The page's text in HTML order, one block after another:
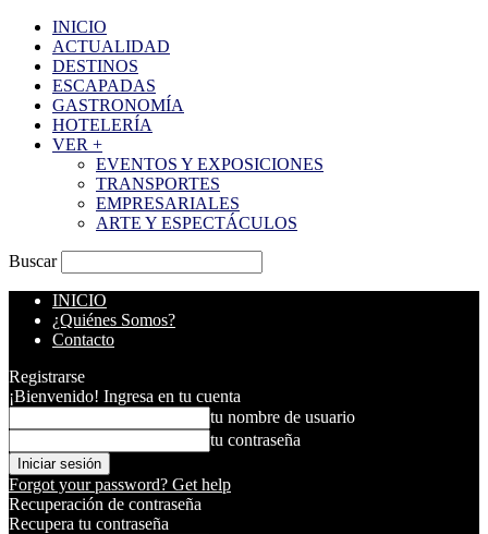
INICIO
ACTUALIDAD
DESTINOS
ESCAPADAS
GASTRONOMÍA
HOTELERÍA
VER +
EVENTOS Y EXPOSICIONES
TRANSPORTES
EMPRESARIALES
ARTE Y ESPECTÁCULOS
Buscar
INICIO
¿Quiénes Somos?
Contacto
Registrarse
¡Bienvenido! Ingresa en tu cuenta
tu nombre de usuario
tu contraseña
Forgot your password? Get help
Recuperación de contraseña
Recupera tu contraseña